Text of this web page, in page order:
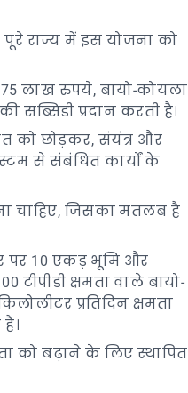
पूरे राज्य में इस योजना को
लाख रुपये, बायो-कोयला
सब्सिडी प्रदान करती है।
को छोड़कर, संयंत्र और
से संबंधित कार्यों के
चाहिए, जिसका मतलब है
पर 10 एकड़ भूमि और
क्षमता वाले बायो-
प्रतिदिन क्षमता
को बढ़ाने के लिए स्थापित